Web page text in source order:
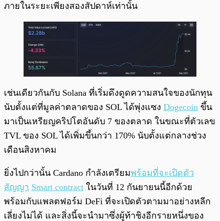
ภายในระยะเพียงสองสัปดาห์เท่านั้น
เช่นเดียวกันกับ Solana ที่เริ่มดึงดูดความสนใจของนักทุน
นับตั้งแต่ที่มูลค่าตลาดของ SOL ได้พุ่งแซง Dogecoin ขึ้น
มาเป็นเหรียญคริปโตอันดับ 7 ของตลาด ในขณะที่ตัวเลข
TVL ของ SOL ได้เพิ่มขึ้นกว่า 170% นับตั้งแต่กลางช่วง
เดือนสิงหาคม
ยิ่งไปกว่านั้น Cardano กำลังเตรียมพร้อมที่จะเปิดตัว
สัญญา Smart contract ในวันที่ 12 กันยายนนี้อีกด้วย
พร้อมกับแพลตฟอร์ม DeFi ที่จะเปิดตัวตามมาอย่างหลีก
เลี่ยงไม่ได้ และสิ่งนี้จะนำมาซึ่งผู้ท้าชิงอีกรายหนึ่งของ